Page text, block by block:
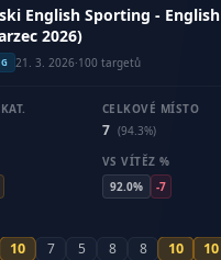
English Sporting - English
2026)
21. 3. 2026·100 targetů
CELKOVÉ MÍSTO
7 (94.3%)
VS VÍTĚZ %
92.0%
-7
10 7 5 8 8 10 10